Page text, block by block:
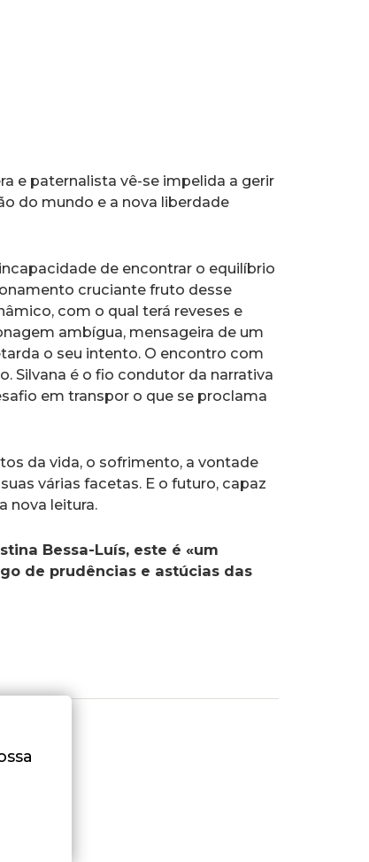
e paternalista vê-se impelida a gerir
do mundo e a nova liberdade
de encontrar o equilíbrio
cruciante fruto desse
com o qual terá reveses e
ambígua, mensageira de um
o seu intento. O encontro com
Silvana é o fio condutor da narrativa
em transpor o que se proclama
da vida, o sofrimento, a vontade
várias facetas. E o futuro, capaz
nova leitura.
Bessa-Luís, este é «um
de prudências e astúcias das